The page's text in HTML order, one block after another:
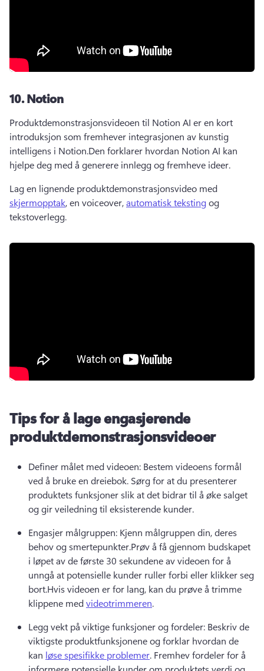
10.Notion
Produktdemonstrasjonsvideoen til Notion AI er en kort
introduksjon som fremhever integrasjonen av kunstig
intelligens i Notion.Den forklarer hvordan Notion AI kan
hjelpe deg med å generere innlegg og fremheve ideer.
Lag en lignende produktdemonstrasjonsvideo med
skjermopptak, en voiceover, automatisk teksting og
tekstoverlegg.
Tips for å lage engasjerende
produktdemonstrasjonsvideoer
Definer målet med videoen: Bestem videoens formål
ved å bruke en dreiebok. Sørg for at du presenterer
produktets funksjoner slik at det bidrar til å øke salget
og gir veiledning til eksisterende kunder.
Engasjer målgruppen: Kjenn målgruppen din, deres
behov og smertepunkter.Prøv å få gjennom budskapet
i løpet av de første 30 sekundene av videoen for å
unngå at potensielle kunder ruller forbi eller klikker seg
bort.Hvis videoen er for lang, kan du prøve å trimme
klippene med videotrimmeren.
Legg vekt på viktige funksjoner og fordeler: Beskriv de
viktigste produktfunksjonene og forklar hvordan de
kan løse spesifikke problemer. Fremhev fordeler for å